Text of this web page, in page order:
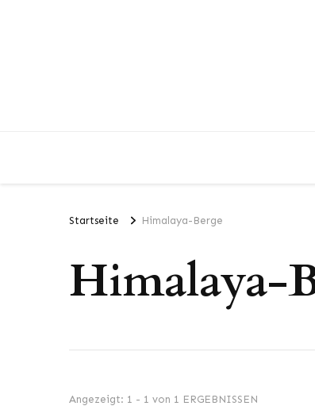
Startseite Himalaya-Berge
Himalaya-
Angezeigt: 1 - 1 von 1 ERGEBNISSEN